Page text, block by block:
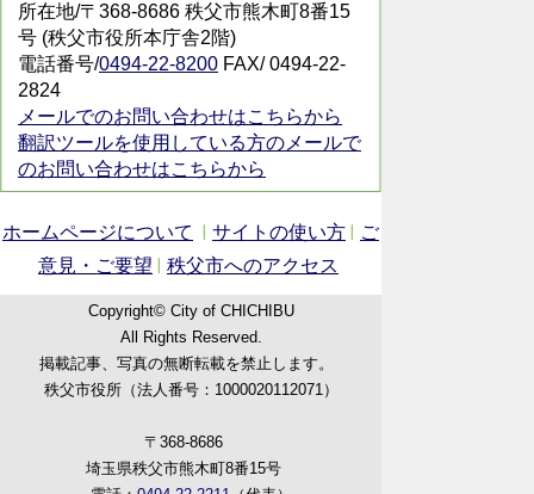
所在地/〒368-8686 秩父市熊木町8番15
号 (秩父市役所本庁舎2階)
電話番号/0494-22-8200 FAX/ 0494-22-
2824
メールでのお問い合わせはこちらから
翻訳ツールを使用している方のメールで
のお問い合わせはこちらから
ホームページについて サイトの使い方
ご
意見・ご要望
秩父市へのアクセス
Copyright© City of CHICHIBU
All Rights Reserved.
掲載記事、写真の無断転載を禁止します。
秩父市役所（法人番号：1000020112071）
〒368-8686
埼玉県秩父市熊木町8番15号